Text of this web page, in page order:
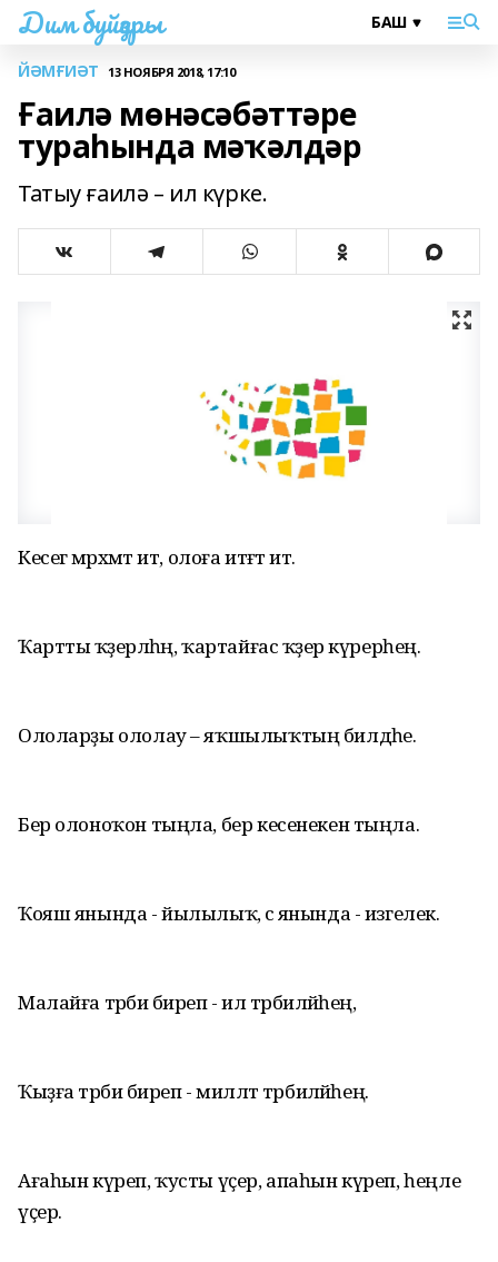
Дим буйҙары
ЙӘМҒИӘТ 13 НОЯБРЯ 2018, 17:10
Ғаилә мөнәсәбәттәре
тураһында мәҡәлдәр
Татыу ғаилә – ил күрке.
Кесегә мәрхәмәт ит, олоға итәғәт ит.
Ҡартты ҡәҙерләһәң, ҡартайғас ҡәҙер күрерһең.
Ололарҙы ололау – яҡшылыҡтың билдәһе.
Бер олоноҡон тыңла, бер кесенекен тыңла.
Ҡояш янында - йылылыҡ, әсә янында - изгелек.
Малайға тәрбиә биреп - ил тәрбиәләйһең,
Ҡыҙға тәрбиә биреп - милләт тәрбиәләйһең.
Ағаһын күреп, ҡусты үҫер, апаһын күреп, һеңле
үҫер.